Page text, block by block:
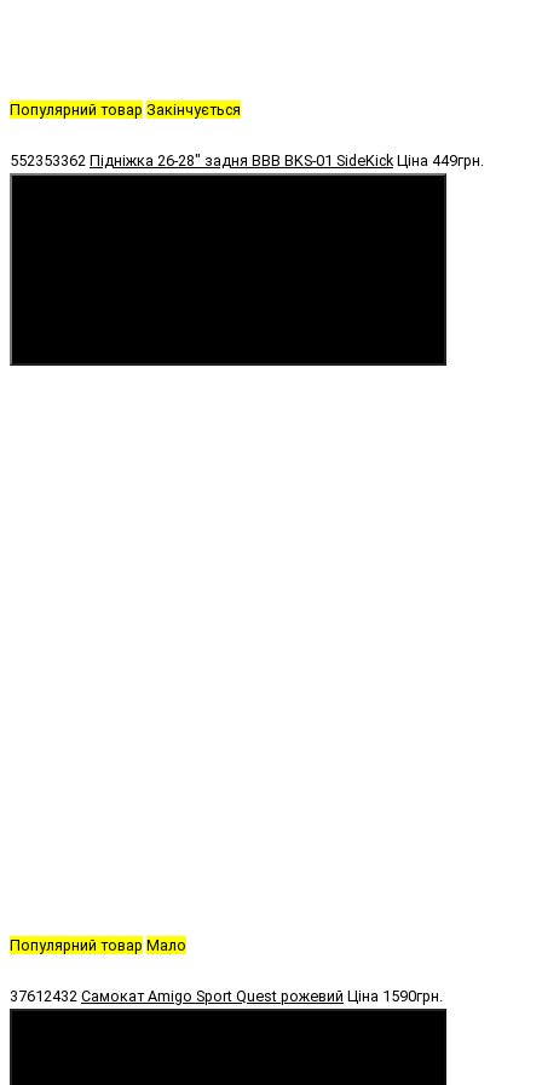
Популярний товар Закінчується
552353362 Підніжка 26-28" задня BBB BKS-01 SideKick Ціна 449грн.
Популярний товар Мало
37612432 Самокат Amigo Sport Quest рожевий Ціна 1590грн.